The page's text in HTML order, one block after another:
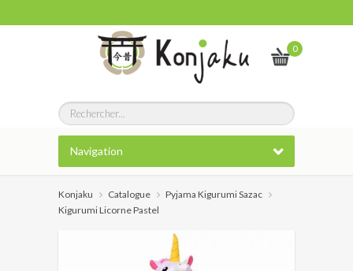
0
Navigation
Konjaku Catalogue
Pyjama Kigurumi Sazac
Kigurumi Licorne Pastel